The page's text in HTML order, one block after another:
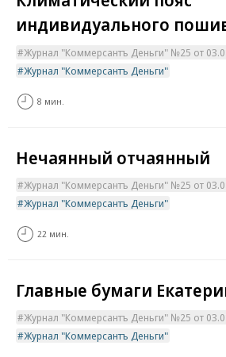
индивидуального
Журнал "Коммерсантъ Деньги" №25 от
Журнал "Коммерсантъ Деньги"
8 мин.
Нечаянный отчаянный
Журнал "Коммерсантъ Деньги" №25 от
Журнал "Коммерсантъ Деньги"
22 мин.
Главные бумаги
Журнал "Коммерсантъ Деньги" №25 от
Журнал "Коммерсантъ Деньги"